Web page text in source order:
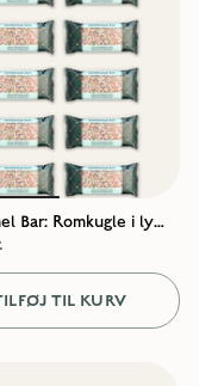
Karamel Bar: Romkugle i lys chokolade – Favoritpakke (12 stk.)
TIL KURV